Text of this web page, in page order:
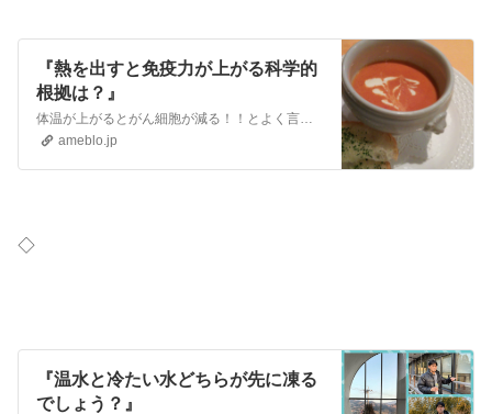
『熱を出すと免疫力が上がる科学的
根拠は？』
体温が上がるとがん細胞が減る！！とよく言われています！！ しかし西洋医学では熱が出ると下げようとする傾向にあります。 熱が出ると、白血球やマイクロファジーなど…
ameblo.jp
◇
『温水と冷たい水どちらが先に凍る
でしょう？』